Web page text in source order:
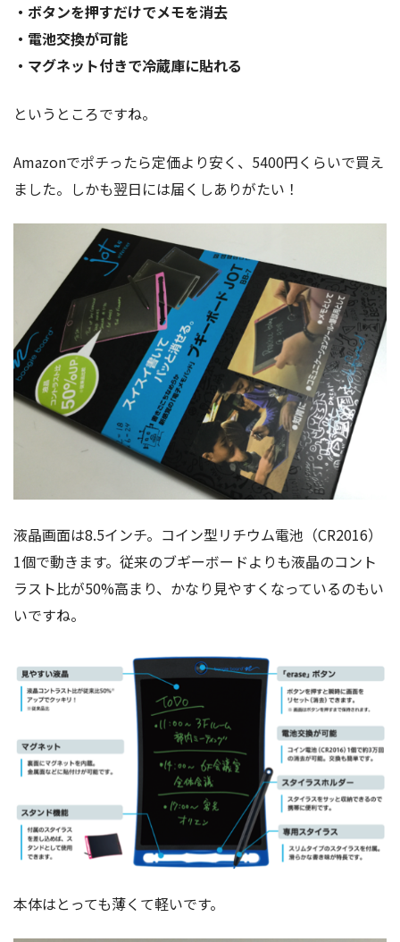
・ボタンを押すだけでメモを消去
・電池交換が可能
・マグネット付きで冷蔵庫に貼れる
というところですね。
Amazonでポチったら定価より安く、5400円くらいで買え
ました。しかも翌日には届くしありがたい！
液晶画面は8.5インチ。コイン型リチウム電池（CR2016）
1個で動きます。従来のブギーボードよりも液晶のコント
ラスト比が50%高まり、かなり見やすくなっているのもい
いですね。
本体はとっても薄くて軽いです。